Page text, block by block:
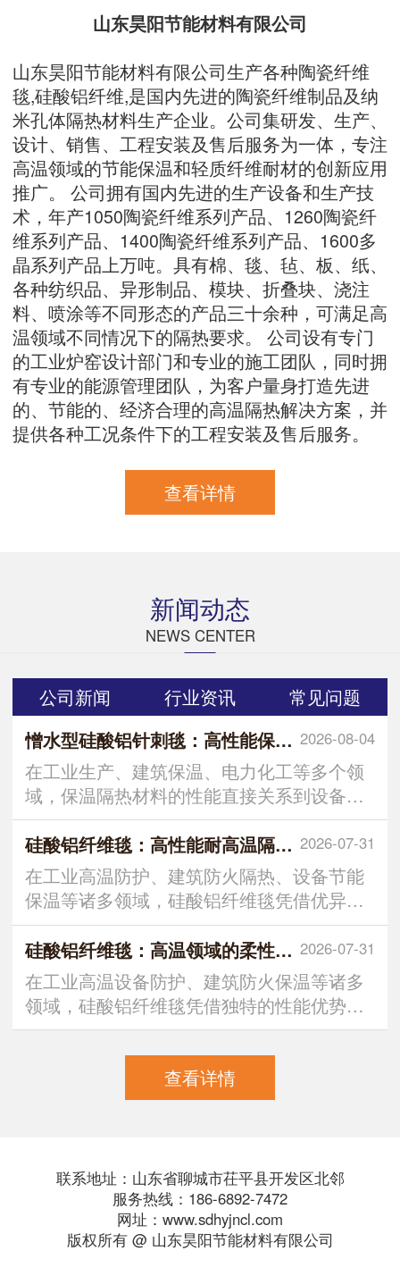
山东昊阳节能材料有限公司
山东昊阳节能材料有限公司生产各种陶瓷纤维
毯,硅酸铝纤维,是国内先进的陶瓷纤维制品及纳
米孔体隔热材料生产企业。公司集研发、生产、
设计、销售、工程安装及售后服务为一体，专注
高温领域的节能保温和轻质纤维耐材的创新应用
推广。 公司拥有国内先进的生产设备和生产技
术，年产1050陶瓷纤维系列产品、1260陶瓷纤
维系列产品、1400陶瓷纤维系列产品、1600多
晶系列产品上万吨。具有棉、毯、毡、板、纸、
各种纺织品、异形制品、模块、折叠块、浇注
料、喷涂等不同形态的产品三十余种，可满足高
温领域不同情况下的隔热要求。 公司设有专门
的工业炉窑设计部门和专业的施工团队，同时拥
有专业的能源管理团队，为客户量身打造先进
的、节能的、经济合理的高温隔热解决方案，并
提供各种工况条件下的工程安装及售后服务。
查看详情
新闻动态
NEWS CENTER
公司新闻 行业资讯 常见问题
2026-08-04
憎水型硅酸铝针刺毯：高性能保温隔热材料的优选
在工业生产、建筑保温、电力化工等多个领
域，保温隔热材料的性能直接关系到设备运
行效率、能耗控制及使用安全
2026-07-31
硅酸铝纤维毯：高性能耐高温隔热保温材料解析
在工业高温防护、建筑防火隔热、设备节能
保温等诸多领域，硅酸铝纤维毯凭借优异的
耐高温、隔热、
2026-07-31
硅酸铝纤维毯：高温领域的柔性隔热屏障
在工业高温设备防护、建筑防火保温等诸多
领域，硅酸铝纤维毯凭借独特的性能优势，
成为不可或缺的功能性材料
查看详情
联系地址：山东省聊城市茌平县开发区北邻
服务热线：186-6892-7472
网址：www.sdhyjncl.com
版权所有 @ 山东昊阳节能材料有限公司